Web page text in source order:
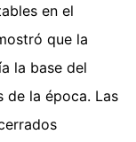
en el
que la
la base del
de la época. Las